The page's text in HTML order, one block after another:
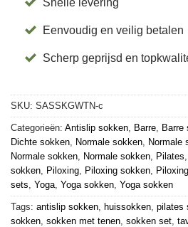
Snelle levering
Eenvoudig en veilig betalen
Scherp geprijsd en
SKU: SASSKGWTN-c
Categorieën: Antislip sokken Barre Barre
Dichte sokken
Normale sokken Normale
Normale sokken
Normale sokken Pilates
sokken
Piloxing Piloxing sokken
sets Yoga Yoga sokken Yoga sokken
Tags: antislip sokken huissokken pilates
sokken sokken met tenen sokken set